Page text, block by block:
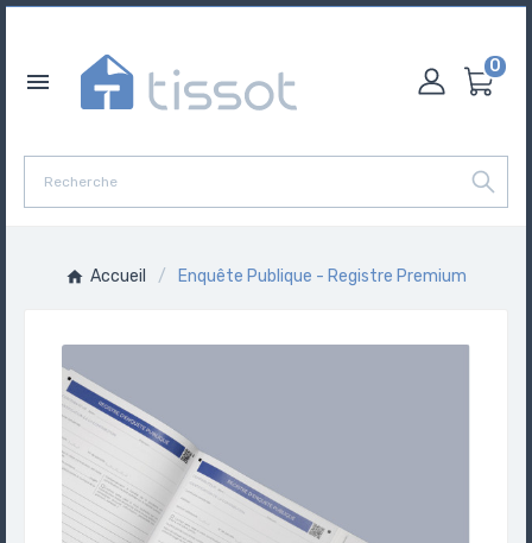

0
Accueil Enquête Publique - Registre Premium